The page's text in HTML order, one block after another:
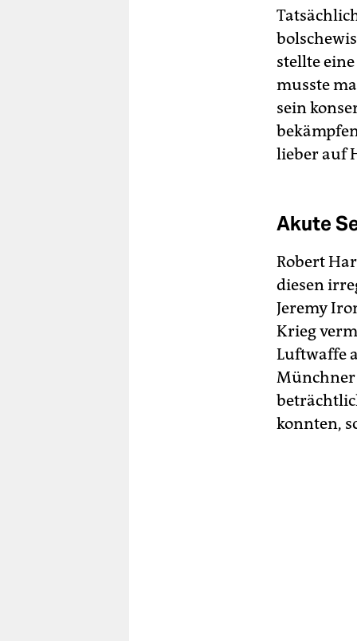
stellte
musste
sein
lieber auf
Akute
Robert
diesen
Jeremy
Krieg
Luftwaffe
Münchner
konnten,